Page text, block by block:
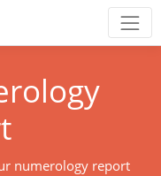
numerology report